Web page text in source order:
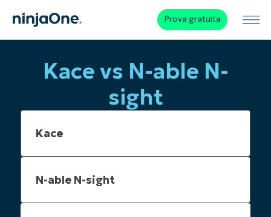
Prova gratuita
Kace vs N-able N-
sight